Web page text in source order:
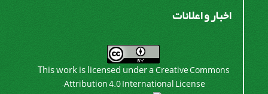
اخبار و اعلانات
This work is licensed under aCreative Commons
Attribution 4.0 International License
.